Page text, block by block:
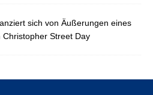
sich von Äußerungen eines
Street Day